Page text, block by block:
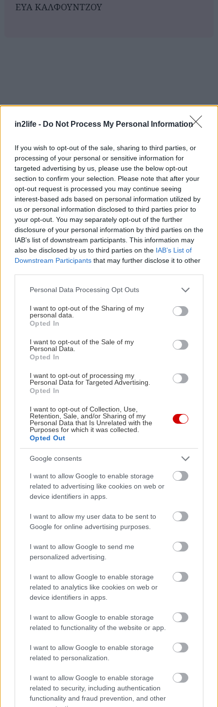
in2life - Do Not Process My Personal Information
If you wish to opt-out of the sale, sharing to third parties, or
processing of your personal or sensitive information for
targeted advertising by us, please use the below opt-out
section to confirm your selection. Please note that after your
opt-out request is processed you may continue seeing
interest-based ads based on personal information utilized by
us or personal information disclosed to third parties prior to
your opt-out. You may separately opt-out of the further
disclosure of your personal information by third parties on the
IAB’s list of downstream participants. This information may
also be disclosed by us to third parties on the IAB’s List of
Downstream Participants that may further disclose it to other
Please note that this website/app uses one or more Google
not limited to your visit or usage behaviour. You may click to
grant or deny consent to Google and its third-party tags to
use your data for below specified purposes in below Google
consent section.
Personal Data Processing Opt Outs
I want to opt-out of the Sharing of my
personal data.
Opted In
I want to opt-out of the Sale of my
Personal Data.
Opted In
I want to opt-out of processing my
Personal Data for Targeted Advertising.
Opted In
I want to opt-out of Collection, Use,
Retention, Sale, and/or Sharing of my
Personal Data that Is Unrelated with the
Purposes for which it was collected.
Opted Out
Google consents
I want to allow Google to enable storage
related to advertising like cookies on web or
device identifiers in apps.
I want to allow my user data to be sent to
Google for online advertising purposes.
I want to allow Google to send me
personalized advertising.
I want to allow Google to enable storage
related to analytics like cookies on web or
device identifiers in apps.
I want to allow Google to enable storage
related to functionality of the website or app.
I want to allow Google to enable storage
related to personalization.
I want to allow Google to enable storage
related to security, including authentication
functionality and fraud prevention, and other
EYA ΚΑΛΦΟΥΝΤΖΟΥ
Σπύρος Σμυρνής
Ο Σπύρος Σμυρνής γεννήθηκε το 1986 στην Αθήνα.
Μεγάλωσε στο πολυαγαπημένο του Αιγάλεω και σπούδασε
Πανεπιστημίου Αθηνών. Γράφει ανερυθρίαστα για όσα
αγαπά, όσα τον ενδιαφέρουν, όσα έχει ζήσει και όσα θα ήθελε
να ζήσει. Έχει κυκλοφορήσει τη συλλογή διηγημάτων
«Ανθρώπων Σκιές» (εκδ. Πνοή, 2017) και πιστεύει ακράδαντα
πως οι λέξεις έχουν τόση δύναμη, που μπορούν να αλλάξουν
Διαβάστε επίσης